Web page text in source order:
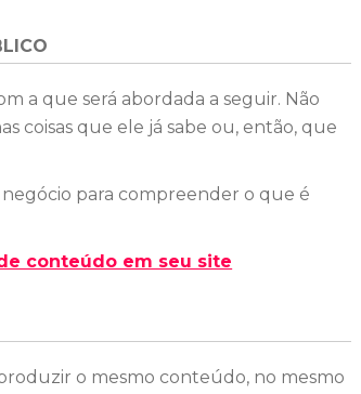
a que será abordada a seguir. Não
coisas que ele já sabe ou, então, que
para compreender o que é
conteúdo em seu site
o mesmo conteúdo, no mesmo